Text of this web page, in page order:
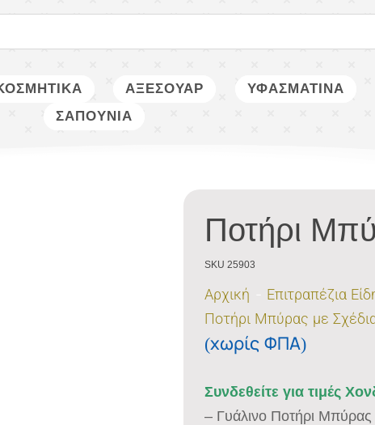
ΑΞΕΣΟΥΑΡ
ΥΦΑΣΜΑΤΙΝΑ
ΣΑΠΟΥΝΙΑ
Ποτήρι
SKU 25903
Αρχική Επιτραπέζια
Ποτήρι Μπύρας με
(χωρίς ΦΠΑ)
Συνδεθείτε για τιμές
– Γυάλινο Ποτήρι Μπύρας